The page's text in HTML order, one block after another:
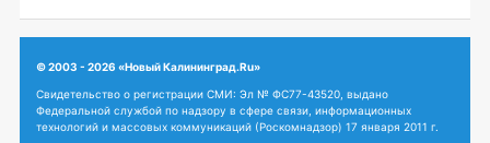
© 2003 - 2026 «Новый Калининград.Ru»
Свидетельство о регистрации СМИ: Эл № ФС77-43520, выдано
Федеральной службой по надзору в сфере связи, информационных
технологий и массовых коммуникаций (Роскомнадзор) 17 января 2011 г.